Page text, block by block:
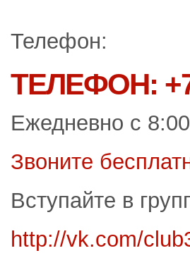
Телефон:
ТЕЛЕФОН: +7
Ежедневно с
Звоните
Вступайте в
http://vk.com/